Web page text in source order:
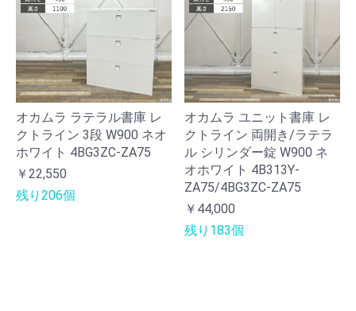
オカムラ ラテラル書庫 レ
クトライン 3段 W900 ネオ
ホワイト 4BG3ZC-ZA75
￥22,550
残り206個
オカムラ ユニット書庫 レ
クトライン 両開き/ラテラ
ル シリンダー錠 W900 ネ
オホワイト 4B313Y-
ZA75/4BG3ZC-ZA75
￥44,000
残り183個